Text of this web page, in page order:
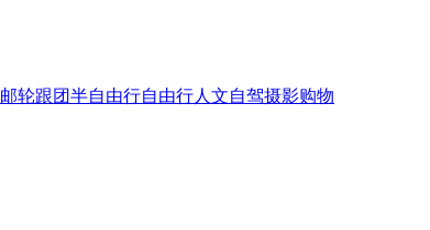
邮轮跟团半自由行自由行人文自驾摄影购物